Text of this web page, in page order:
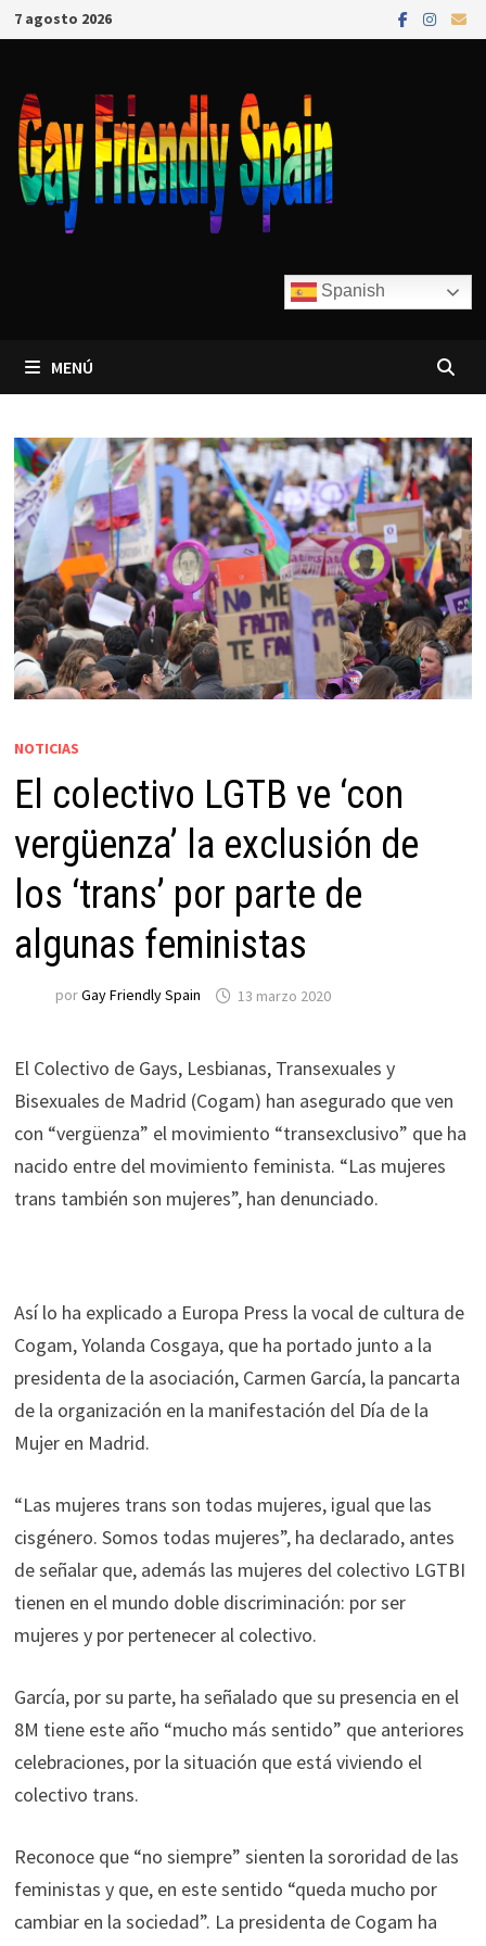
7 agosto 2026
Spanish
MENÚ
NOTICIAS
El colectivo LGTB ve ‘con
vergüenza’ la exclusión de
los ‘trans’ por parte de
algunas feministas
porGay Friendly Spain 13 marzo 2020
El Colectivo de Gays, Lesbianas, Transexuales y
Bisexuales de Madrid (Cogam) han asegurado que ven
con “vergüenza” el movimiento “transexclusivo” que ha
nacido entre del movimiento feminista. “Las mujeres
trans también son mujeres”, han denunciado.
Así lo ha explicado a Europa Press la vocal de cultura de
Cogam, Yolanda Cosgaya, que ha portado junto a la
presidenta de la asociación, Carmen García, la pancarta
de la organización en la manifestación del Día de la
Mujer en Madrid.
“Las mujeres trans son todas mujeres, igual que las
cisgénero. Somos todas mujeres”, ha declarado, antes
de señalar que, además las mujeres del colectivo LGTBI
tienen en el mundo doble discriminación: por ser
mujeres y por pertenecer al colectivo.
García, por su parte, ha señalado que su presencia en el
8M tiene este año “mucho más sentido” que anteriores
celebraciones, por la situación que está viviendo el
colectivo trans.
Reconoce que “no siempre” sienten la sororidad de las
feministas y que, en este sentido “queda mucho por
cambiar en la sociedad”. La presidenta de Cogam ha